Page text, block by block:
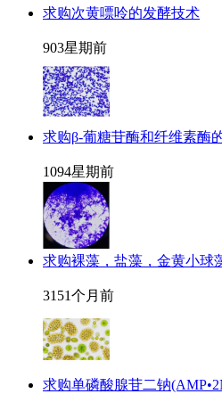
求购次黄嘌呤的发酵技术
903星期前
求购β-葡糖苷酶和纤维素酶
1094星期前
求购裸藻，盐藻，金黄小球
3151个月前
求购单磷酸腺苷二钠